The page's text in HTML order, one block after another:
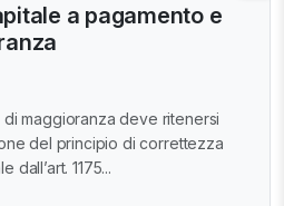
a pagamento e
di maggioranza deve ritenersi
del principio di correttezza
dall’art. 1175...